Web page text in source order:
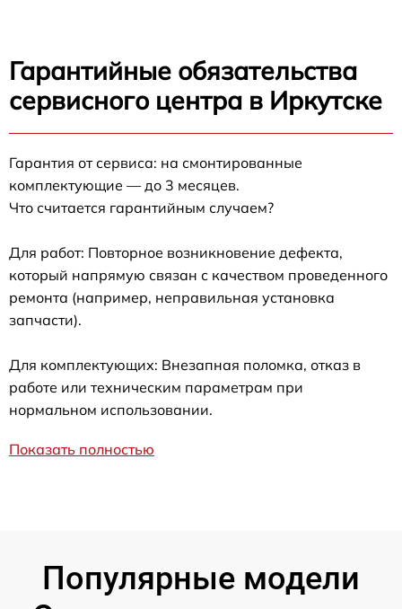
Гарантийные обязательства
сервисного центра в Иркутске
Гарантия от сервиса: на смонтированные
комплектующие — до 3 месяцев.
Что считается гарантийным случаем?
Для работ: Повторное возникновение дефекта,
который напрямую связан с качеством проведенного
ремонта (например, неправильная установка
запчасти).
Для комплектующих: Внезапная поломка, отказ в
работе или техническим параметрам при
нормальном использовании.
Показать полностью
Популярные модели